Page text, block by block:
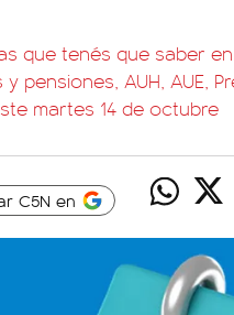
que tenés que saber
pensiones, AUH, AUE,
martes 14 de octubre
C5N en